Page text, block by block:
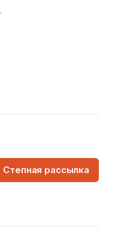
.
Степная рассылка